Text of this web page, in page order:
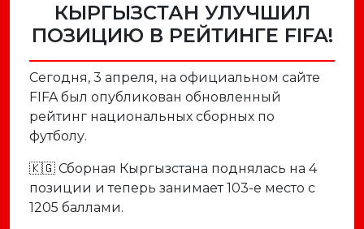
КЫРГЫЗСТАН УЛУЧШИЛ
ПОЗИЦИЮ В РЕЙТИНГЕ FIFA!
Сегодня, 3 апреля, на официальном сайте
FIFA был опубликован обновленный
рейтинг национальных сборных по
футболу.
🇰🇬 Сборная Кыргызстана поднялась на 4
позиции и теперь занимает 103-е место с
1205 баллами.